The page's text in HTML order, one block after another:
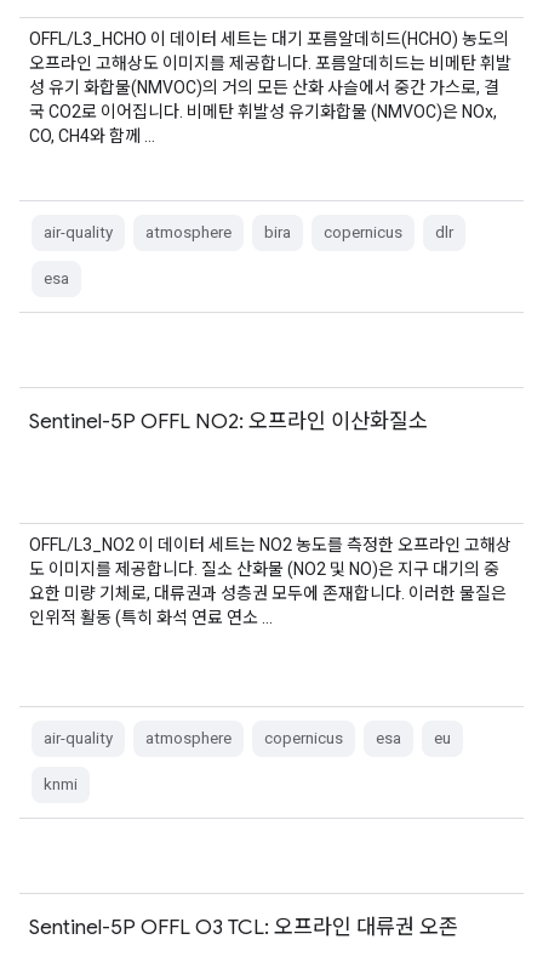
OFFL/L3_HCHO 이 데이터 세트는 대기 포름알데히드(HCHO) 농도의
오프라인 고해상도 이미지를 제공합니다. 포름알데히드는 비메탄 휘발
성 유기 화합물(NMVOC)의 거의 모든 산화 사슬에서 중간 가스로, 결
국 CO2로 이어집니다. 비메탄 휘발성 유기화합물 (NMVOC)은 NOx,
CO, CH4와 함께 …
air-quality atmosphere bira copernicus dlr
esa
Sentinel-5P OFFL NO2: 오프라인 이산화질소
OFFL/L3_NO2 이 데이터 세트는 NO2 농도를 측정한 오프라인 고해상
도 이미지를 제공합니다. 질소 산화물 (NO2 및 NO)은 지구 대기의 중
요한 미량 기체로, 대류권과 성층권 모두에 존재합니다. 이러한 물질은
인위적 활동 (특히 화석 연료 연소 …
air-quality atmosphere copernicus esa eu
knmi
Sentinel-5P OFFL O3 TCL: 오프라인 대류권 오존